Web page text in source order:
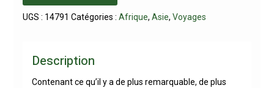
UGS : 14791 Catégories : Afrique, Asie, Voyages
Description
Contenant ce qu’il y a de plus remarquable, de plus